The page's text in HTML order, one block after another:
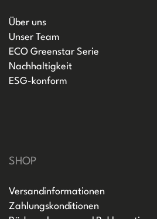
Über uns
Unser Team
ECO Greenstar Serie
Nachhaltigkeit
ESG-konform
SHOP
Versandinformationen
Zahlungskonditionen